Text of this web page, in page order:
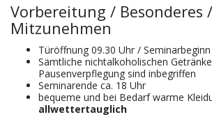
Vorbereitung / Besonderes /
Mitzunehmen
Türöffnung 09.30 Uhr /
Sämtliche nichtalkoholischen
Pausenverpflegung sind inbegriffen
Seminarende ca. 18 Uhr
bequeme und bei Bedarf warme
allwettertauglich